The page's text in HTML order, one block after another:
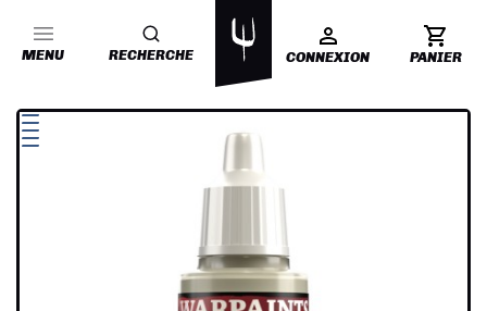
MENU RECHERCHE CONNEXION PANIER